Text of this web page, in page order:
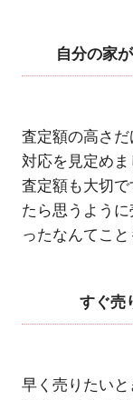
自分の家
査定額の高さ
対応を見定めま
査定額も大切
たら思うよう
ったなんてこ
すぐ売
早く売りたい